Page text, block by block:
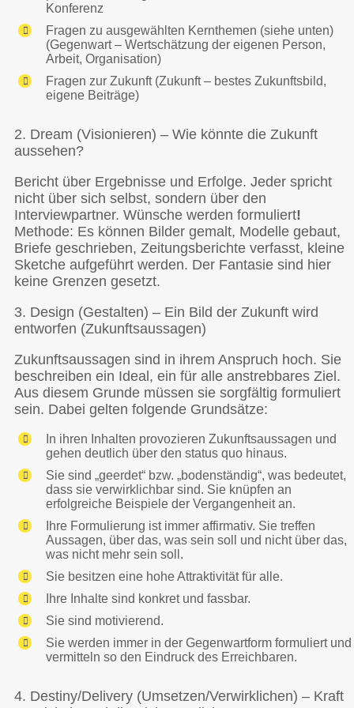
Konferenz
Fragen zu ausgewählten Kernthemen (siehe unten)
(Gegenwart – Wertschätzung der eigenen Person,
Arbeit, Organisation)
Fragen zur Zukunft (Zukunft – bestes Zukunftsbild,
eigene Beiträge)
2. Dream (Visionieren) – Wie könnte die Zukunft
aussehen?
Bericht über Ergebnisse und Erfolge. Jeder spricht
nicht über sich selbst, sondern über den
Interviewpartner. Wünsche werden formuliert!
Methode: Es können Bilder gemalt, Modelle gebaut,
Briefe geschrieben, Zeitungsberichte verfasst, kleine
Sketche aufgeführt werden. Der Fantasie sind hier
keine Grenzen gesetzt.
3. Design (Gestalten) – Ein Bild der Zukunft wird
entworfen (Zukunftsaussagen)
Zukunftsaussagen sind in ihrem Anspruch hoch. Sie
beschreiben ein Ideal, ein für alle anstrebbares Ziel.
Aus diesem Grunde müssen sie sorgfältig formuliert
sein. Dabei gelten folgende Grundsätze:
In ihren Inhalten provozieren Zukunftsaussagen und
gehen deutlich über den status quo hinaus.
Sie sind „geerdet“ bzw. „bodenständig“, was bedeutet,
dass sie verwirklichbar sind. Sie knüpfen an
erfolgreiche Beispiele der Vergangenheit an.
Ihre Formulierung ist immer affirmativ. Sie treffen
Aussagen, über das, was sein soll und nicht über das,
was nicht mehr sein soll.
Sie besitzen eine hohe Attraktivität für alle.
Ihre Inhalte sind konkret und fassbar.
Sie sind motivierend.
Sie werden immer in der Gegenwartform formuliert und
vermitteln so den Eindruck des Erreichbaren.
4. Destiny/Delivery (Umsetzen/Verwirklichen) – Kraft